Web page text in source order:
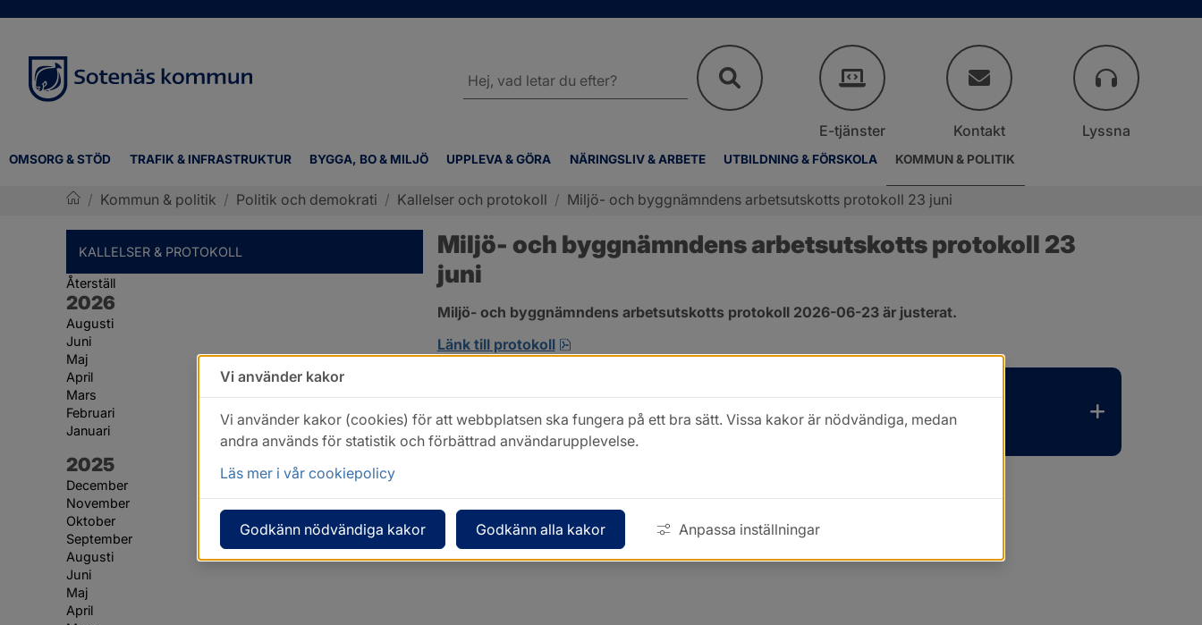
OMSORG & STÖD TRAFIK & INFRASTRUKTUR BYGGA, BO & MILJÖ UPPLEVA & GÖRA NÄRINGSLIV & ARBETE UTBILDNING & FÖRSKOLA KOMMUN & POLITIK
webbplatsen
E-tjänster Kontakt Lyssna
/ Kommun & politik / Politik och demokrati / Kallelser och protokoll / Miljö- och byggnämndens arbetsutskotts protokoll 23 juni
KALLELSER & PROTOKOLL
Återställ
År:
2026
Augusti
Juni
Maj
April
Mars
Februari
Januari
År:
2025
December
November
Oktober
September
Augusti
Juni
Maj
April
Miljö- och byggnämndens arbetsutskotts protokoll 23
juni
Miljö- och byggnämndens arbetsutskotts protokoll 2026-06-23 är justerat.
Länk till protokoll
pdf, 692.2 kB, öppnas i nytt fönster.
Kontakt
Vi använder kakor
Vi använder kakor (cookies) för att webbplatsen ska fungera på ett bra sätt. Vissa kakor är nödvändiga, medan
andra används för statistik och förbättrad användarupplevelse.
Läs mer i vår cookiepolicy
Godkänn nödvändiga kakor Godkänn alla kakor Anpassa inställningar